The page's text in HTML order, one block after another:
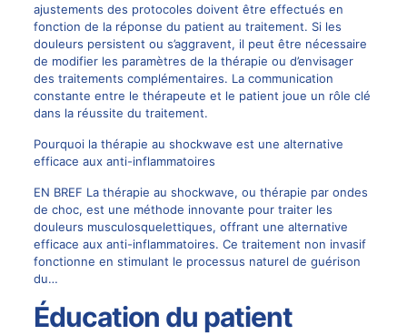
ajustements des protocoles doivent être effectués en
fonction de la réponse du patient au traitement. Si les
douleurs persistent ou s’aggravent, il peut être nécessaire
de modifier les paramètres de la thérapie ou d’envisager
des traitements complémentaires. La communication
constante entre le thérapeute et le patient joue un rôle clé
dans la réussite du traitement.
Pourquoi la thérapie au shockwave est une alternative
efficace aux anti-inflammatoires
EN BREF La thérapie au shockwave, ou thérapie par ondes
de choc, est une méthode innovante pour traiter les
douleurs musculosquelettiques, offrant une alternative
efficace aux anti-inflammatoires. Ce traitement non invasif
fonctionne en stimulant le processus naturel de guérison
du…
Éducation du patient